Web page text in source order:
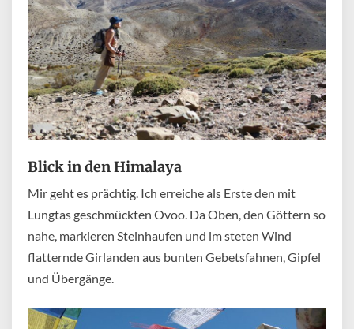
Blick in den Himalaya
Mir geht es prächtig. Ich erreiche als Erste den mit
Lungtas geschmückten Ovoo. Da Oben, den Göttern so
nahe, markieren Steinhaufen und im steten Wind
flatternde Girlanden aus bunten Gebetsfahnen, Gipfel
und Übergänge.